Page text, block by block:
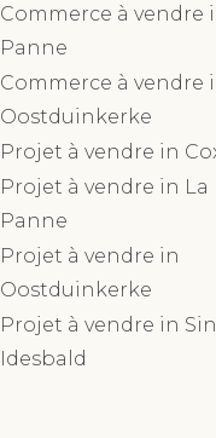
Commerce à vendre
Panne
Commerce à vendre
Oostduinkerke
Projet à vendre in
Projet à vendre in La
Panne
Projet à vendre in
Oostduinkerke
Projet à vendre in
Idesbald